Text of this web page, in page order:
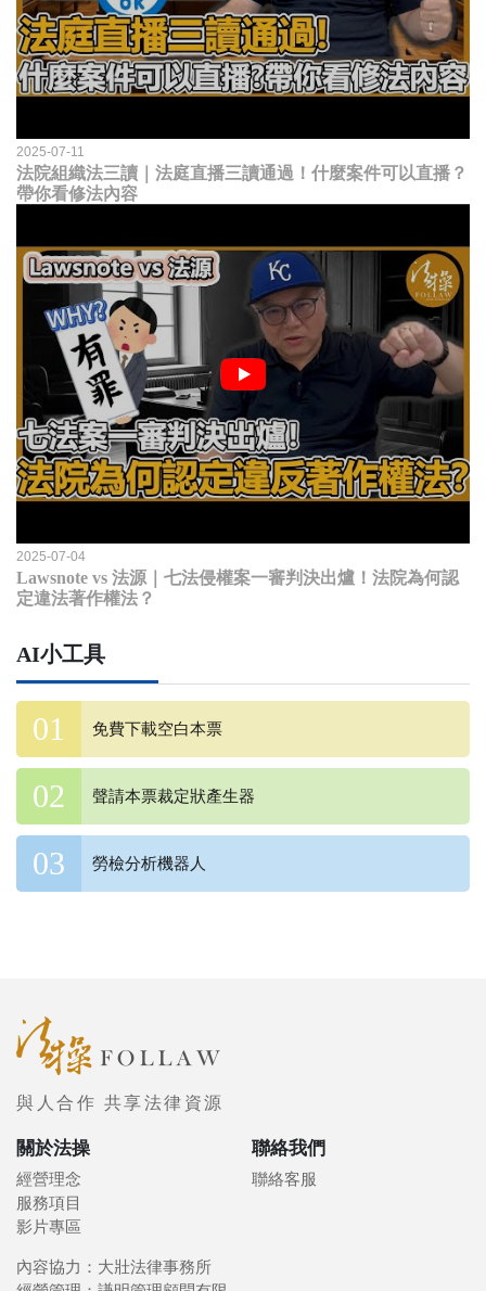
2025-07-11
法院組織法三讀｜法庭直播三讀通過！什麼案件可以直播？
帶你看修法內容
2025-07-04
Lawsnote vs 法源｜七法侵權案一審判決出爐！法院為何認
定違法著作權法？
AI小工具
免費下載空白本票
聲請本票裁定狀產生器
勞檢分析機器人
與人合作 共享法律資源
關於法操
經營理念
服務項目
影片專區
聯絡我們
聯絡客服
內容協力：大壯法律事務所